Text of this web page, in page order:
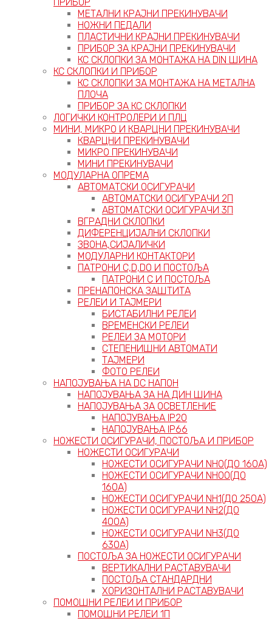
МЕТАЛНИ КРАЈНИ ПРЕКИНУВАЧИ
НОЖНИ ПЕДАЛИ
ПЛАСТИЧНИ КРАЈНИ ПРЕКИНУВАЧИ
ПРИБОР ЗА КРАЈНИ ПРЕКИНУВАЧИ
КС СКЛОПКИ ЗА МОНТАЖА НА DIN ШИНА
КС СКЛОПКИ И ПРИБОР
КС СКЛОПКИ ЗА МОНТАЖА НА МЕТАЛНА
ПЛОЧА
ПРИБОР ЗА КС СКЛОПКИ
ЛОГИЧКИ КОНТРОЛЕРИ И ПЛЦ
МИНИ, МИКРО И КВАРЦНИ ПРЕКИНУВАЧИ
КВАРЦНИ ПРЕКИНУВАЧИ
МИКРО ПРЕКИНУВАЧИ
МИНИ ПРЕКИНУВАЧИ
МОДУЛАРНА ОПРЕМА
АВТОМАТСКИ ОСИГУРАЧИ
АВТОМАТСКИ ОСИГУРАЧИ 2П
АВТОМАТСКИ ОСИГУРАЧИ 3П
ВГРАДНИ СКЛОПКИ
ДИФЕРЕНЦИЈАЛНИ СКЛОПКИ
ЗВОНА,СИЈАЛИЧКИ
МОДУЛАРНИ КОНТАКТОРИ
ПАТРОНИ C,D,D0 И ПОСТОЉА
ПАТРОНИ C И ПОСТОЉА
ПРЕНАПОНСКА ЗАШТИТА
РЕЛЕИ И ТАЈМЕРИ
БИСТАБИЛНИ РЕЛЕИ
ВРЕМЕНСКИ РЕЛЕИ
РЕЛЕИ ЗА МОТОРИ
СТЕПЕНИШНИ АВТОМАТИ
ТАЈМЕРИ
ФОТО РЕЛЕИ
НАПОЈУВАЊА НА DC НАПОН
НАПОЈУВАЊА ЗА НА ДИН ШИНА
НАПОЈУВАЊА ЗА ОСВЕТЛЕНИЕ
НАПОЈУВАЊА IP20
НАПОЈУВАЊА IP66
НОЖЕСТИ ОСИГУРАЧИ, ПОСТОЉА И ПРИБОР
НОЖЕСТИ ОСИГУРАЧИ
НОЖЕСТИ ОСИГУРАЧИ NH0(ДО 160А)
НОЖЕСТИ ОСИГУРАЧИ NH00(ДО
160А)
НОЖЕСТИ ОСИГУРАЧИ NH1(ДО 250А)
НОЖЕСТИ ОСИГУРАЧИ NH2(ДО
400А)
НОЖЕСТИ ОСИГУРАЧИ NH3(ДО
630А)
ПОСТОЉА ЗА НОЖЕСТИ ОСИГУРАЧИ
ВЕРТИКАЛНИ РАСТАВУВАЧИ
ПОСТОЉА СТАНДАРДНИ
ХОРИЗОНТАЛНИ РАСТАВУВАЧИ
ПОМОШНИ РЕЛЕИ И ПРИБОР
ПОМОШНИ РЕЛЕИ 1П